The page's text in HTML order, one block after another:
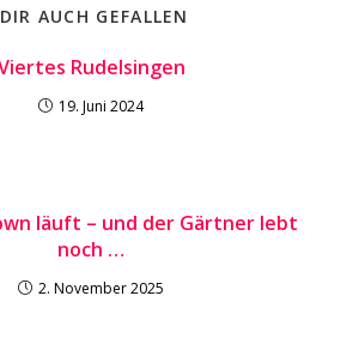
AUCH GEFALLEN
Rudelsingen
19. Juni 2024
läuft – und der Gärtner lebt
noch …
2. November 2025